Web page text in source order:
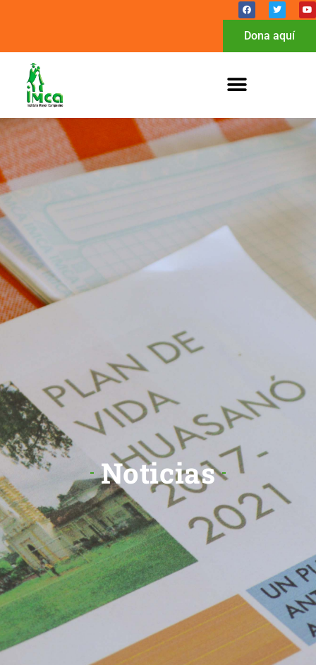
Dona aquí
Noticias